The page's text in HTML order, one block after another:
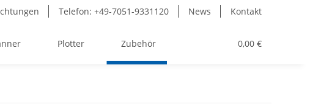
Telefon: +49-7051-9331120 News Kontakt
0,00 €
Plotter Zubehör